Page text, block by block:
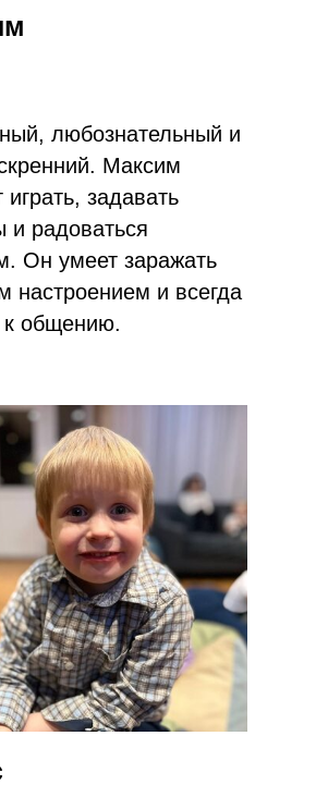
любознательный и
Максим
играть, задавать
и радоваться
Он умеет заражать
настроением и всегда
к общению.